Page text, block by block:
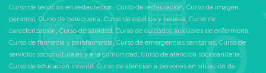
Curso de servicios en restauración, Curso de restauración, Curso de imagen
personal, Curso de peluquería, Curso de estética y belleza, Curso de
caracterización, Curso de sanidad, Curso de cuidados auxiliares de enfermería,
Curso de farmacia y parafarmacia,Curso de emergencias sanitarias,Curso de
servicios socioculturales y a la comunidad, Curso de atención sociosanitaria,
Curso de educación infantil, Curso de atención a personas en situación de